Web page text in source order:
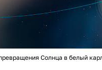
Солнца в белый